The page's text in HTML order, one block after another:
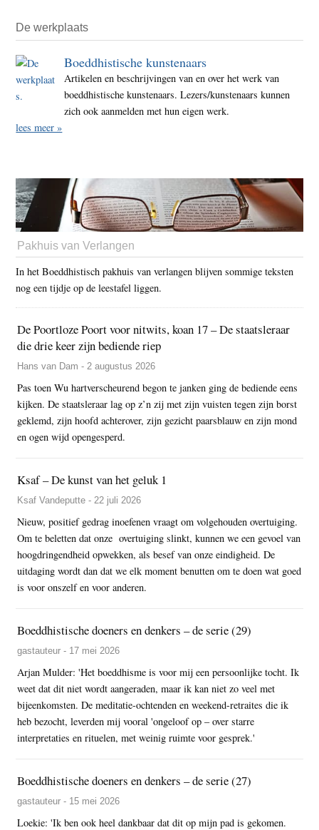
De werkplaats
Boeddhistische kunstenaars
Artikelen en beschrijvingen van en over het werk van
boeddhistische kunstenaars. Lezers/kunstenaars kunnen
zich ook aanmelden met hun eigen werk.
lees meer »
Pakhuis van Verlangen
In het Boeddhistisch pakhuis van verlangen blijven sommige teksten
nog een tijdje op de leestafel liggen.
De Poortloze Poort voor nitwits, koan 17 – De staatsleraar
die drie keer zijn bediende riep
Hans van Dam - 2 augustus 2026
Pas toen Wu hartverscheurend begon te janken ging de bediende eens
kijken. De staatsleraar lag op z’n zij met zijn vuisten tegen zijn borst
geklemd, zijn hoofd achterover, zijn gezicht paarsblauw en zijn mond
en ogen wijd opengesperd.
Ksaf – De kunst van het geluk 1
Ksaf Vandeputte - 22 juli 2026
Nieuw, positief gedrag inoefenen vraagt om volgehouden overtuiging.
Om te beletten dat onze overtuiging slinkt, kunnen we een gevoel van
hoogdringendheid opwekken, als besef van onze eindigheid. De
uitdaging wordt dan dat we elk moment benutten om te doen wat goed
is voor onszelf en voor anderen.
Boeddhistische doeners en denkers – de serie (29)
gastauteur - 17 mei 2026
Arjan Mulder: 'Het boeddhisme is voor mij een persoonlijke tocht. Ik
weet dat dit niet wordt aangeraden, maar ik kan niet zo veel met
bijeenkomsten. De meditatie-ochtenden en weekend-retraites die ik
heb bezocht, leverden mij vooral 'ongeloof op – over starre
interpretaties en rituelen, met weinig ruimte voor gesprek.'
Boeddhistische doeners en denkers – de serie (27)
gastauteur - 15 mei 2026
Loekie: 'Ik ben ook heel dankbaar dat dit op mijn pad is gekomen.